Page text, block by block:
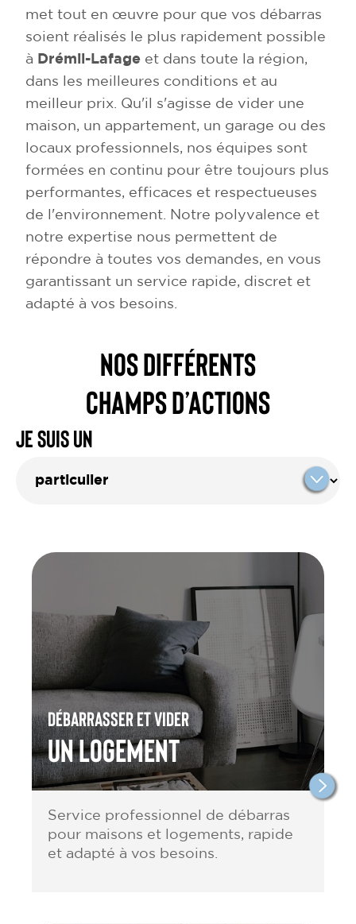
met tout en œuvre pour que vos débarras
soient réalisés le plus rapidement possible
à
Drémil-Lafage et dans toute la région,
dans les meilleures conditions et au
meilleur prix. Qu'il s'agisse de vider une
maison, un appartement, un garage ou des
locaux professionnels, nos équipes sont
formées en continu pour être toujours plus
performantes, efficaces et respectueuses
de l'environnement. Notre polyvalence et
notre expertise nous permettent de
répondre à toutes vos demandes, en vous
garantissant un service rapide, discret et
adapté à vos besoins.
NOS DIFFÉRENTS
CHAMPS D’ACTIONS
Je suis un
Débarrasser et vider
un Logement
Service professionnel de débarras
pour maisons et logements, rapide
et adapté à vos besoins.